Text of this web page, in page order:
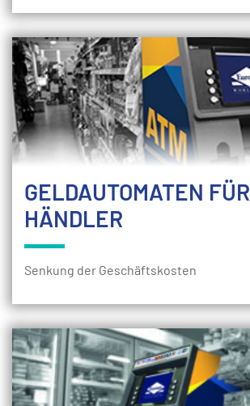
GELDAUTOMATEN FÜR
HÄNDLER
Senkung der Geschäftskosten